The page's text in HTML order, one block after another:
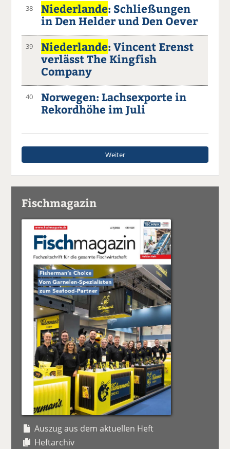
38 Niederlande: Schließungen
in Den Helder und Den Oever
39 Niederlande: Vincent Erenst
verlässt The Kingfish
Company
40
Norwegen: Lachsexporte in
Rekordhöhe im Juli
Weiter
Fischmagazin
Auszug aus dem aktuellen Heft
Heftarchiv